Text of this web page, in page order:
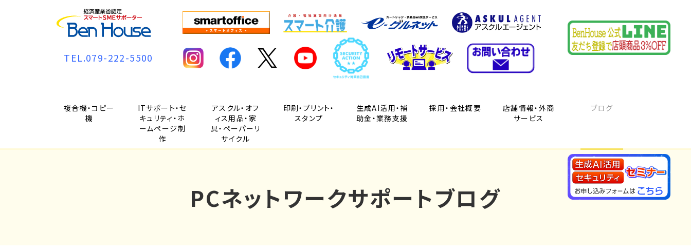
TEL.079-222-5500
複合機・コピー
機
ITサポート・セ
キュリティ・ホ
ームページ制
作
アスクル・オフ
ィス用品・家
具・ペーパーリ
サイクル
印刷・プリント・
スタンプ
生成AI活用・補
助金・業務支援
採用・会社概要
店舗情報・外商
サービス
ブログ
PCネットワークサポートブログ